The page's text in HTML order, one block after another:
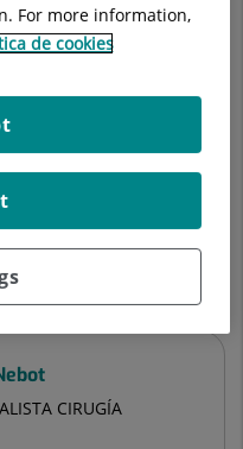
Alarcón
y Reparadora
CIRUGÍA
For more information,
de cookies